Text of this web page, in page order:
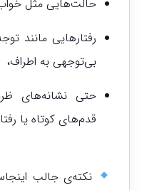
حالت‌هایی مثل
رفتارهایی مانند
بی‌توجهی به اطراف،
حتی نشانه‌های
قدم‌های کوتاه یا
نکته‌ی جالب